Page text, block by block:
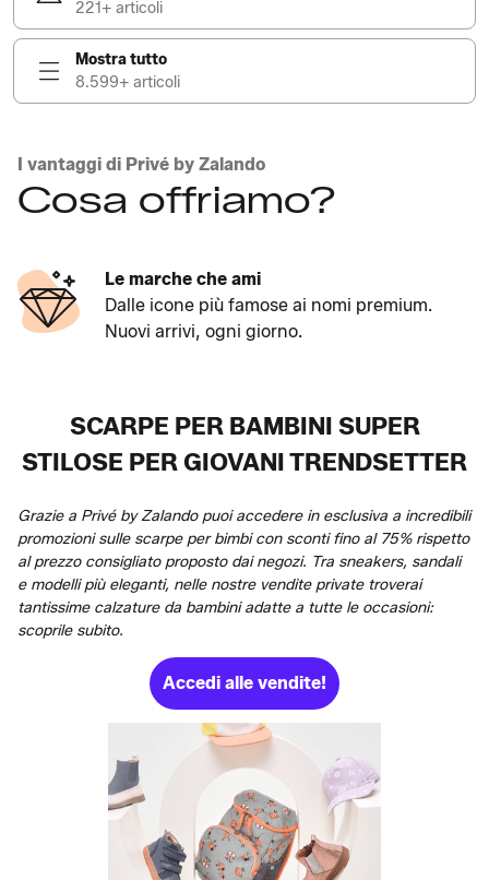
221+ articoli
Mostra tutto
8.599+ articoli
I vantaggi di Privé by Zalando
Cosa offriamo?
Le marche che ami
Dalle icone più famose ai nomi premium.
Nuovi arrivi, ogni giorno.
SCARPE PER BAMBINI SUPER
STILOSE PER GIOVANI TRENDSETTER
Grazie a Privé by Zalando puoi accedere in esclusiva a incredibili
promozioni sulle scarpe per bimbi con sconti fino al 75% rispetto
al prezzo consigliato proposto dai negozi. Tra sneakers, sandali
e modelli più eleganti, nelle nostre vendite private troverai
tantissime calzature da bambini adatte a tutte le occasioni:
scoprile subito.
Accedi alle vendite!